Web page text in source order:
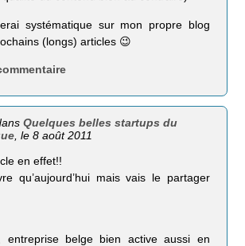
systématique sur mon propre blog
(longs) articles 😉
Quelques belles startups du
, le 8 août 2011
en effet!!
qu’aujourd’hui mais vais le partager
entreprise belge bien active aussi en